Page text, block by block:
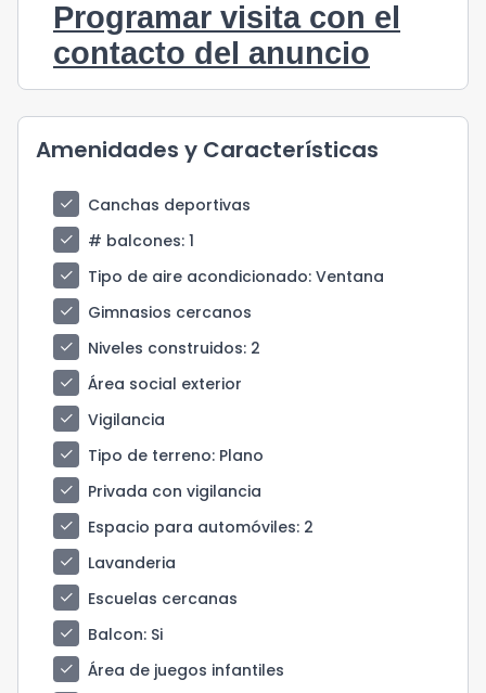
Programar visita con el
contacto del anuncio
Amenidades y Características
check
Canchas deportivas
check
# balcones: 1
check
Tipo de aire acondicionado: Ventana
check
Gimnasios cercanos
check
Niveles construidos: 2
check
Área social exterior
check
Vigilancia
check
Tipo de terreno: Plano
check
Privada con vigilancia
check
Espacio para automóviles: 2
check
Lavanderia
check
Escuelas cercanas
check
Balcon: Si
check
Área de juegos infantiles